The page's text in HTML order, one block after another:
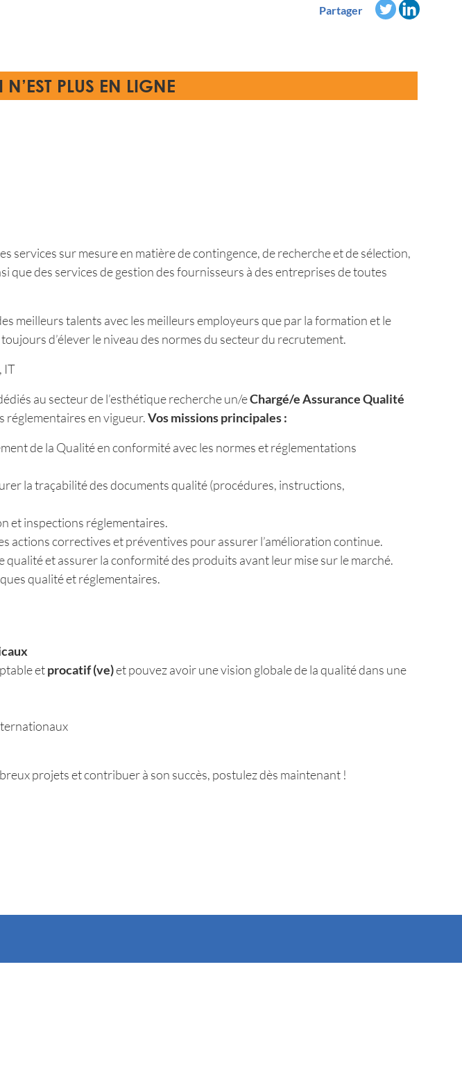
Partager
PLUS EN LIGNE
services sur mesure en matière de contingence, de recherche et de sélection,
des services de gestion des fournisseurs à des entreprises de toutes
meilleurs talents avec les meilleurs employeurs que par la formation et le
d’élever le niveau des normes du secteur du recrutement.
IT
au secteur de l’esthétique recherche un/eChargé/e Assurance Qualité
réglementaires en vigueur.Vos missions principales :
de la Qualité en conformité avec les normes et réglementations
la traçabilité des documents qualité (procédures, instructions,
et inspections réglementaires.
actions correctives et préventives pour assurer l’amélioration continue.
qualité et assurer la conformité des produits avant leur mise sur le marché.
qualité et réglementaires.
etprocatif (ve)et pouvez avoir une vision globale de la qualité dans une
projets et contribuer à son succès, postulez dès maintenant !